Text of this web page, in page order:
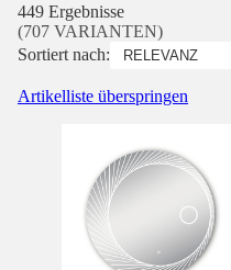
449 Ergebnisse
(707 VARIANTEN)
Sortiert nach:
Artikelliste überspringen